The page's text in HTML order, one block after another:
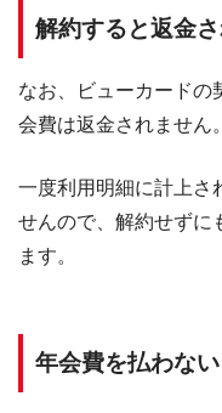
解約すると返金さ
なお、ビューカードの
会費は返金されません。
一度利用明細に計上さ
せんので、解約せずに
ます。
年会費を払わな